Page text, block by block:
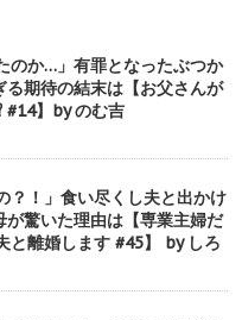
のか…」有罪となったぶつか
る期待の結末は【お父さんが
#14】by のむ吉
？！」食い尽くし夫と出かけ
驚いた理由は【専業主婦だ
と離婚します #45】 by しろ